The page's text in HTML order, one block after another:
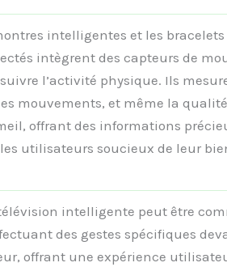
intelligentes et les bracelets
intègrent des capteurs de
l’activité physique. Ils
mouvements, et même la
offrant des informations
utilisateurs soucieux de leur
intelligente peut être
des gestes spécifiques
offrant une expérience